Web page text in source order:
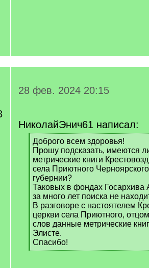
28 фев. 2024 20:15
НиколайЭнич61 написал:
[
q
]
Доброго всем здоровья!
Прошу подсказать, имеются
метрические книги
села Приютного
губернии?
Таковых в фондах Госархива
за много лет поиска не
В разговоре с настоятелем
церкви села Приютного,
слов данные метрические
Элисте.
Спасибо!
[